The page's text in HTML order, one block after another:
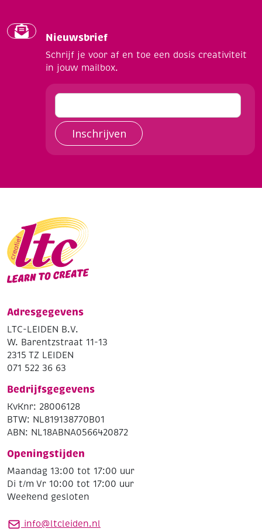
Nieuwsbrief
Schrijf je voor af en toe een dosis creativiteit
in jouw mailbox.
Inschrijven
Adresgegevens
LTC-LEIDEN B.V.
W. Barentzstraat 11-13
2315 TZ LEIDEN
071 522 36 63
Bedrijfsgegevens
KvKnr: 28006128
BTW: NL819138770B01
ABN: NL18ABNA0566420872
Openingstijden
Maandag 13:00 tot 17:00 uur
Di t/m Vr 10:00 tot 17:00 uur
Weekend gesloten
info@ltcleiden.nl